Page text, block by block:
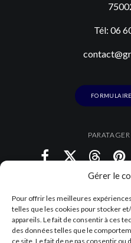
Gérer le
Pour offrir les meilleures
telles que les cookies pour stocker
appareils. Le fait de consentir à ces
des données telles que le
ce site. Le fait de ne pas consentir
Tél: 06